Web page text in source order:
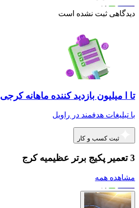
دیدگاهی ثبت نشده است
تا ا میلیون بازدید کننده ماهانه کرجی
با تبلیغات هدفمند در راویل
ثبت کسب و کار
3 تعمیر پکیج برتر عظیمیه کرج
مشاهده همه